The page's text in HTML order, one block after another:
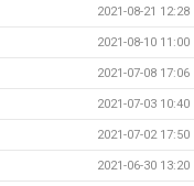
2021-08-21 12:28
2021-08-10 11:00
2021-07-08 17:06
2021-07-03 10:40
2021-07-02 17:50
2021-06-30 13:20